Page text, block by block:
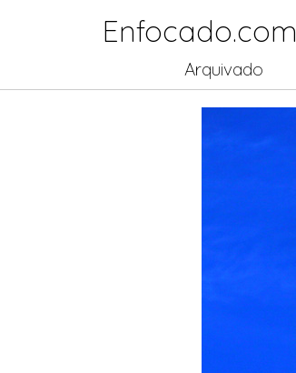
Enfocado.com
Arquivado